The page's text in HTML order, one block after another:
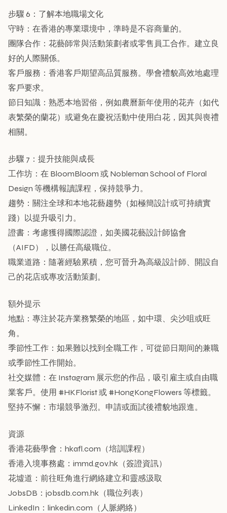
步驟 6：了解本地職場文化
守時：在香港的專業環境中，準時是不容商量的。
團隊合作：花藝師常與活動策劃者或零售員工合作。建立良
好的人際關係。
客戶服務：香港客戶期望高品質服務。學會禮貌高效地處理
客戶要求。
節日知識：熟悉本地習俗，例如農曆新年使用的花卉（如代
表繁榮的蘭花）或避免在慶祝活動中使用白花，因其與喪禮
相關。
步驟 7：提升技能與成長
工作坊：在 BloomBloom 或 Nobleman School of Floral
Design 等機構報讀課程，保持競爭力。
趨勢：關注全球和本地花藝趨勢（如極簡設計或可持續實
踐）以提升吸引力。
證書：考慮獲得國際認證，如美國花藝設計師協會
（AIFD），以勝任高級職位。
職業道路：隨著經驗累積，您可晉升為高級設計師、開設自
己的花店或專攻活動策劃。
額外提示
地點：專注於花卉業務繁榮的地區，如中環、尖沙咀或旺
角。
季節性工作：如果難以找到全職工作，可從節日期间的兼職
或季節性工作開始。
社交媒體：在 Instagram 展示您的作品，吸引雇主或自由職
業客戶。使用 #HKFlorist 或 #HongKongFlowers 等標籤。
堅持不懈：市場競爭激烈。申請或面試後禮貌地跟進。
資源
香港花藝學會：hkafl.com（培訓課程）
香港入境事務處：immd.gov.hk（簽證資訊）
花墟道：前往旺角進行網絡建立和靈感汲取
JobsDB：jobsdb.com.hk（職位列表）
LinkedIn：linkedin.com（人脈網絡）